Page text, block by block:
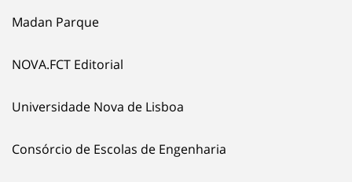
Madan Parque
NOVA.FCT Editorial
Universidade Nova de Lisboa
Consórcio de Escolas de Engenharia